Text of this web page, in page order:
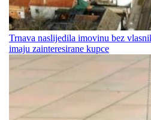
Trnava naslijedila imovinu bez
imaju zainteresirane kupce